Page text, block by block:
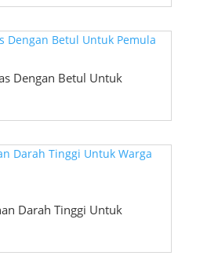
Dengan Betul Untuk
Darah Tinggi Untuk